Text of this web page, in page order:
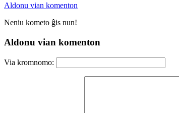
Aldonu vian komenton
Neniu kometo ĝis nun!
Aldonu vian komenton
Via kromnomo: